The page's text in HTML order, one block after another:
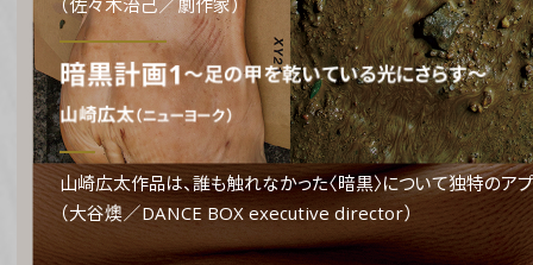
（佐々木治己／劇作家）
山崎広太作品は、誰も触れなかった〈暗黒〉について独特のア
（大谷燠／DANCE BOX executive director）